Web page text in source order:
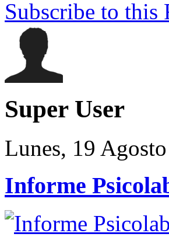
Subscribe to this
Super User
Lunes, 19
Informe